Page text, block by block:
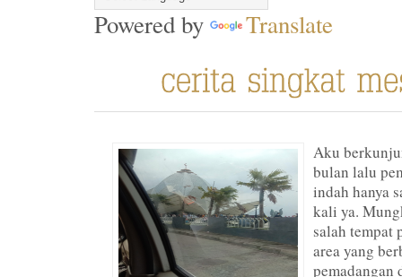
Powered by Translate
Aku
bulan lalu
indah hanya
kali ya.
salah tempat
area yang
pemadangan